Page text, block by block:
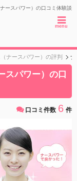
ースパワー）の口コミ体験談
menu
ナースパワー）の評判 ナ
スパワー）の口
口コミ件数 6 件